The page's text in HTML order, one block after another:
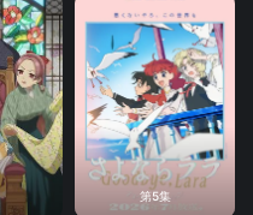
第5集